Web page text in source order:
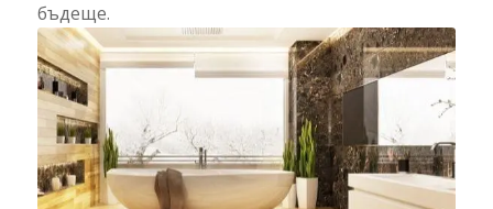
бъдеще.